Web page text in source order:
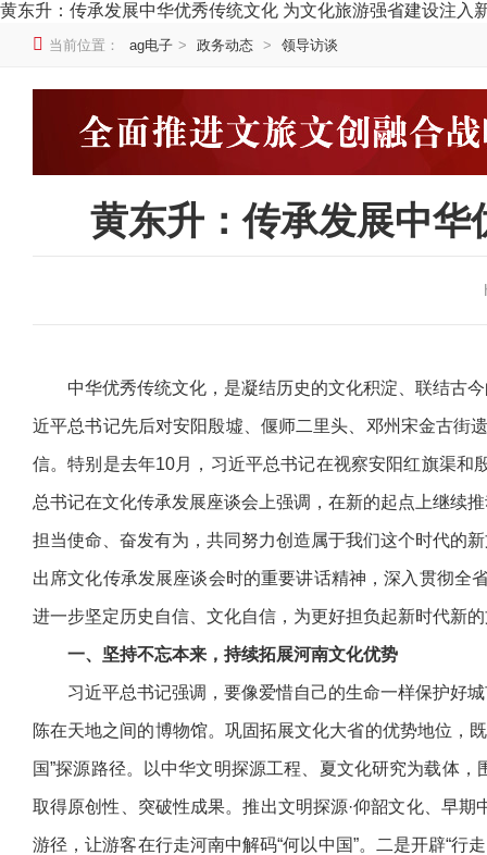
黄东升：传承发展中华优秀传统文化 为文化旅游强省建设注入
当前位置： ag电子 > 政务动态 > 领导访谈
黄东升：传承发展中
中华优秀传统文化，是凝结历史的文化积淀、联结古今
近平总书记先后对安阳殷墟、偃师二里头、邓州宋金古街
信。特别是去年10月，习近平总书记在视察安阳红旗渠
总书记在文化传承发展座谈会上强调，在新的起点上继续
担当使命、奋发有为，共同努力创造属于我们这个时代的
出席文化传承发展座谈会时的重要讲话精神，深入贯彻全
进一步坚定历史自信、文化自信，为更好担负起新时代新
一、坚持不忘本来，持续拓展河南文化优势
习近平总书记强调，要像爱惜自己的生命一样保护好城
陈在天地之间的博物馆。巩固拓展文化大省的优势地位，
国”探源路径。以中华文明探源工程、夏文化研究为载体
取得原创性、突破性成果。推出文明探源·仰韶文化、早期
游径，让游客在行走河南中解码“何以中国”。二是开辟“